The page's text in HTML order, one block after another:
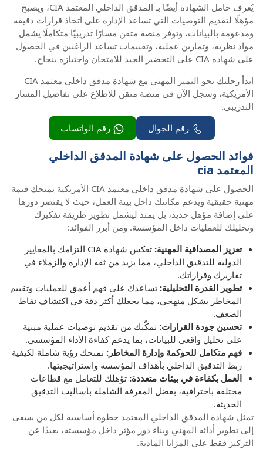
يُعرف حامل الشهادة أيضًا بـ المدقق الداخلي المعتمد CIA، ويصبح
مؤهلًا لتقديم التوصيات التي تساعد الإدارة على اتخاذ قرارات دقيقة
ومدعومة بالبيانات، وتوفر منصة متقن مسارًا تدريبيًا متكاملًا يشمل
مواد نظرية، وتمارين عملية، وتقييمات تساعد الراغبين في الحصول
على شهادة CIA على التحضير الجيد للامتحان واجتيازه بنجاح.
ابدأ رحلتك نحو التميز المهني مع شهادة مدقق داخلي معتمد CIA
الأمريكية، وسجل الآن في منصة متقن للاطلاع على تفاصيل المسار
التدريبي.
رقم الجوال
رقم الواتساب
فوائد الحصول على شهادة المدقق الداخلي
المعتمد cia
الحصول على شهادة مدقق داخلي معتمد CIA الأمريكية يمنحك قيمة
مهنية حقيقية ويدعم مكانتك داخل بيئة العمل، حيث لا يقتصر دورها
على إضافة مؤهل جديد، بل يمتد ليشمل تطوير طريقة تفكيرك
وتحليلك للعمليات داخل المؤسسة. ومن أبرز الفوائد:
تعزيز المصداقية المهنية:
تعكس شهادة CIA التزامك بالمعايير
الدولية للتدقيق الداخلي، مما يزيد من ثقة الإدارة والزملاء في
تقاريرك وقراراتك.
تطوير القدرة التحليلية: تساعدك على فهم أعمق للعمليات وتقييم
المخاطر بشكل منهجي، مما يجعلك أكثر دقة في اكتشاف نقاط
الضعف.
تحسين جودة القرارات: تمكّنك من تقديم توصيات عملية مبنية
على تحليل واقعي للبيانات، بما يدعم كفاءة الأداء المؤسسي.
فهم متكامل للحوكمة وإدارة المخاطر: تمنحك رؤية شاملة لكيفية
ربط التدقيق الداخلي بأهداف المؤسسة واستراتيجيتها.
العمل بكفاءة في بيئات متعددة: تؤهلك للتعامل مع قطاعات
مختلفة باحترافية، بفضل المعرفة الشاملة بأساليب التدقيق
الحديثة.
تمثل شهادة المدقق الداخلي المعتمد خطوة أساسية لكل من يسعى
إلى تطوير أدائه المهني وبناء دور مؤثر داخل مؤسسته، بعيدًا عن
التركيز فقط على المزايا المادية.